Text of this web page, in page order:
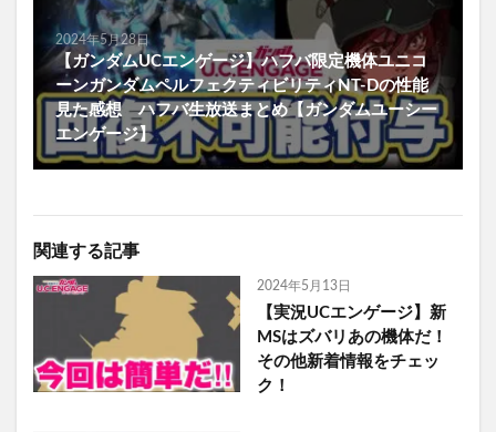
2024年5月28日
【ガンダムUCエンゲージ】ハフバ限定機体ユニコ
ーンガンダムペルフェクティビリティNT-Dの性能
見た感想 ハフバ生放送まとめ【ガンダムユーシー
エンゲージ】
関連する記事
2024年5月13日
【実況UCエンゲージ】新
MSはズバリあの機体だ！
その他新着情報をチェッ
ク！